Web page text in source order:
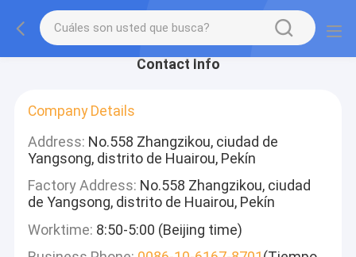
Contact Info
Company Details
Address: No.558 Zhangzikou, ciudad de
Yangsong, distrito de Huairou, Pekín
Factory Address: No.558 Zhangzikou, ciudad
de Yangsong, distrito de Huairou, Pekín
Worktime: 8:50-5:00 (Beijing time)